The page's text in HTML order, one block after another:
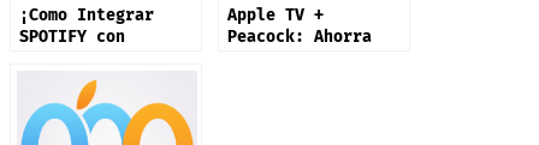
¡Como Integrar
SPOTIFY con
Apple TV +
Peacock: Ahorra